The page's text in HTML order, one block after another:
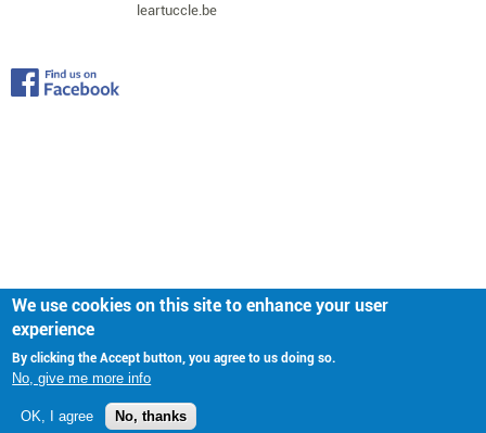
leartuccle.be
We use cookies on this site to enhance your user
experience
By clicking the Accept button, you agree to us doing so.
No, give me more info
OK, I agree No, thanks